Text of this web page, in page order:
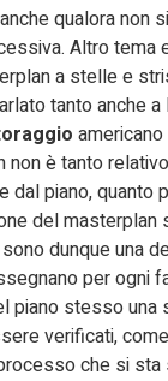
qualora non
Altro tema
a stelle e
tanto anche
non è tanto
dal piano, quanto
del masterplan
dunque una
per ogni
piano stesso una
verificati, come
che si sta